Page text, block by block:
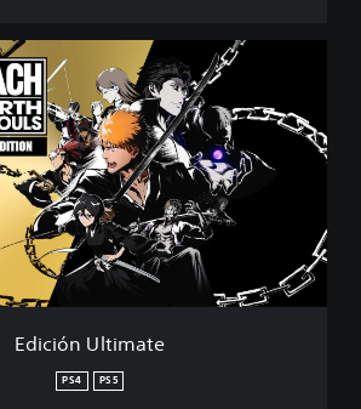
Edición Ultimate
PS4 PS5